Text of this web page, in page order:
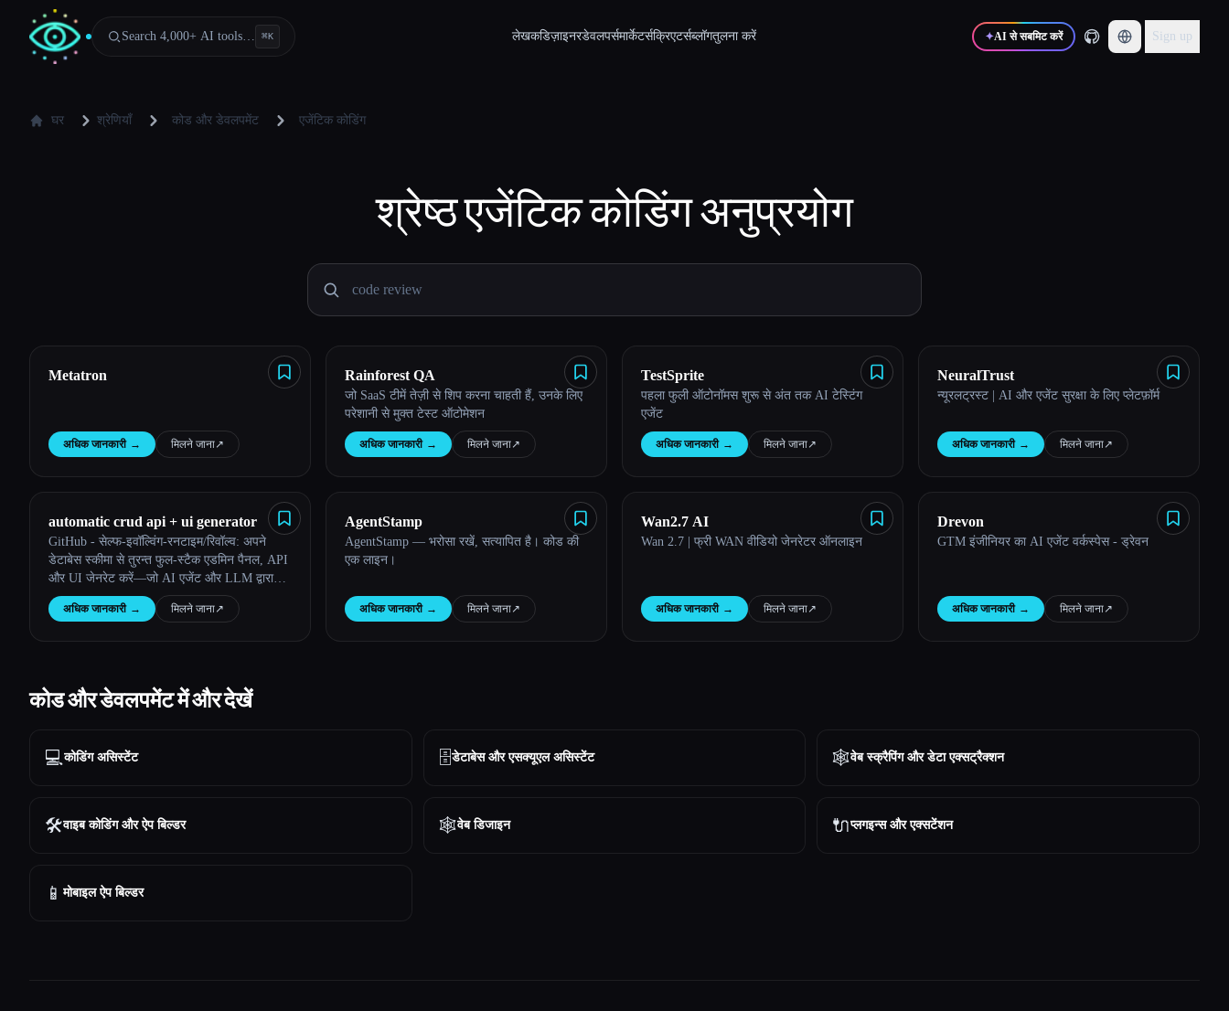
Search 4,000+ AI tools… ⌘K लेखकडिज़ाइनरडेवलपर्समार्केटर्सक्रिएटर्सब्लॉगतुलना करें ✦AI से सबमिट करें Sign up
घर श्रेणियाँ कोड और डेवलपमेंट एजेंटिक कोडिंग
श्रेष्ठएजेंटिक कोडिंगअनुप्रयोग
Metatron
अधिक जानकारी → मिलने जाना↗︎
Rainforest QA
जो SaaS टीमें तेज़ी से शिप करना चाहती हैं, उनके लिए
परेशानी से मुक्त टेस्ट ऑटोमेशन
अधिक जानकारी → मिलने जाना↗︎
TestSprite
पहला फुली ऑटोनॉमस शुरू से अंत तक AI टेस्टिंग
एजेंट
अधिक जानकारी → मिलने जाना↗︎
NeuralTrust
न्यूरलट्रस्ट | AI और एजेंट सुरक्षा के लिए प्लेटफ़ॉर्म
अधिक जानकारी → मिलने जाना↗︎
automatic crud api + ui generator
GitHub - सेल्फ-इवॉल्विंग-रनटाइम/रिवॉल्व: अपने
डेटाबेस स्कीमा से तुरन्त फुल-स्टैक एडमिन पैनल, API
और UI जेनरेट करें—जो AI एजेंट और LLM द्वारा
संचालित होते हैं और उम्मीद करते हैं कि भविष्य में उपयोग
के आधार पर एक ख़ुद विकसित होने वाला रनटाइम होगा
अधिक जानकारी → मिलने जाना↗︎
AgentStamp
AgentStamp — भरोसा रखें, सत्यापित है। कोड की
एक लाइन।
अधिक जानकारी → मिलने जाना↗︎
Wan2.7 AI
Wan 2.7 | फ्री WAN वीडियो जेनरेटर ऑनलाइन
अधिक जानकारी → मिलने जाना↗︎
Drevon
GTM इंजीनियर का AI एजेंट वर्कस्पेस - ड्रेवन
अधिक जानकारी → मिलने जाना↗︎
कोड और डेवलपमेंट में और देखें
💻कोडिंग असिस्टेंट 🗄️डेटाबेस और एसक्यूएल असिस्टेंट 🕸️वेब स्क्रैपिंग और डेटा एक्सट्रैक्शन
🛠️वाइब कोडिंग और ऐप बिल्डर 🕸वेब डिजाइन 🔌प्लगइन्स और एक्सटेंशन
📱 मोबाइल ऐप बिल्डर